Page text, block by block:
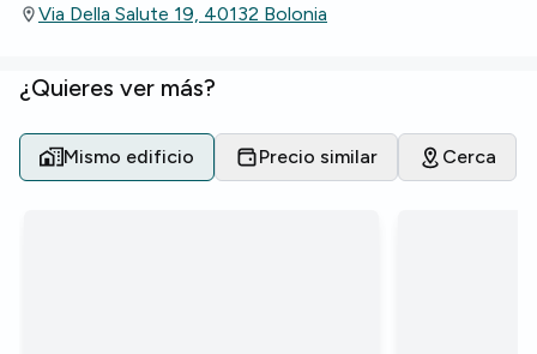
Via Della Salute 19, 40132 Bolonia
¿Quieres ver más?
Mismo edificio Precio similar Cerca